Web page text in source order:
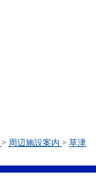
> 周辺施設案内 > 草津